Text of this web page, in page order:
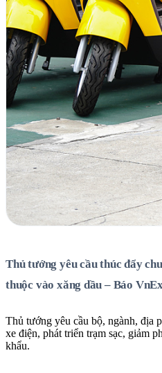
Thủ tướng yêu cầu thúc đẩy
thuộc vào xăng dầu – Báo
Thủ tướng yêu cầu bộ, ngành, địa
xe điện, phát triển trạm sạc, giảm
khẩu.